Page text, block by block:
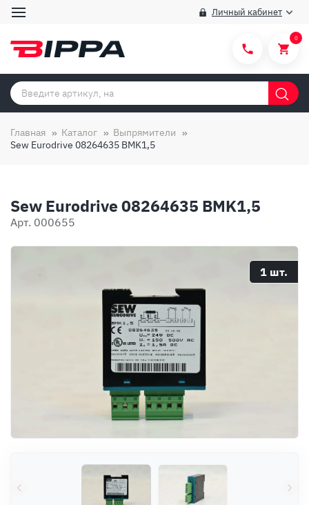
Личный кабинет
Категории товаров
Способы покупки
Вопросы и ответы
О компании
0
Главная Каталог
Выпрямители
Sew Eurodrive 08264635 BMK1,5
Sew Eurodrive 08264635 BMK1,5
Арт. 000655
1 шт.